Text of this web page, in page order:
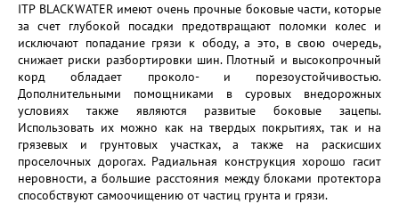
ITP BLACKWATER имеют очень прочные боковые части, которые
за счет глубокой посадки предотвращают поломки колес и
исключают попадание грязи к ободу, а это, в свою очередь,
снижает риски разбортировки шин. Плотный и высокопрочный
корд обладает проколо- и порезоустойчивостью.
Дополнительными помощниками в суровых внедорожных
условиях также являются развитые боковые зацепы.
Использовать их можно как на твердых покрытиях, так и на
грязевых и грунтовых участках, а также на раскисших
проселочных дорогах. Радиальная конструкция хорошо гасит
неровности, а большие расстояния между блоками протектора
способствуют самоочищению от частиц грунта и грязи.